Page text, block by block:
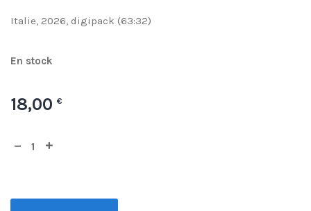
Italie, 2026, digipack (63:32)
En stock
18,00 €